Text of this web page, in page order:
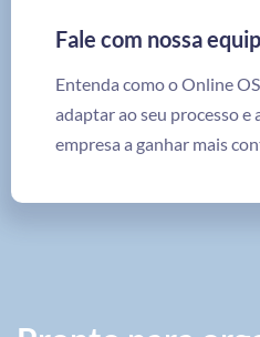
Fale com nossa
Entenda como o Online
adaptar ao seu processo e
empresa a ganhar mais